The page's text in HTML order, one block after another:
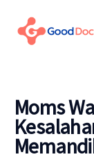
Untuk
Moms